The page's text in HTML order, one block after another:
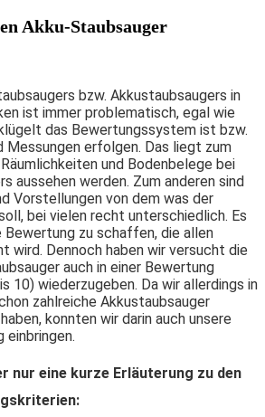
Akku-Staubsauger
bzw. Akkustaubsaugers in
ist immer problematisch, egal wie
das Bewertungssystem ist bzw.
Messungen erfolgen. Das liegt zum
und Bodenbelege bei
aussehen werden. Zum anderen sind
Vorstellungen von dem was der
bei vielen recht unterschiedlich. Es
Bewertung zu schaffen, die allen
wird. Dennoch haben wir versucht die
auch in einer Bewertung
10) wiederzugeben. Da wir allerdings in
zahlreiche Akkustaubsauger
konnten wir darin auch unsere
einbringen.
nur eine kurze Erläuterung zu den